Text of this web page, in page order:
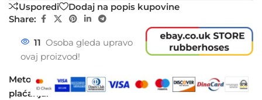
Usporedi
Dodaj na popis kupovine
Share:
11 Osoba gleda upravo
ovaj proizvod!
Metode
plaćanja: